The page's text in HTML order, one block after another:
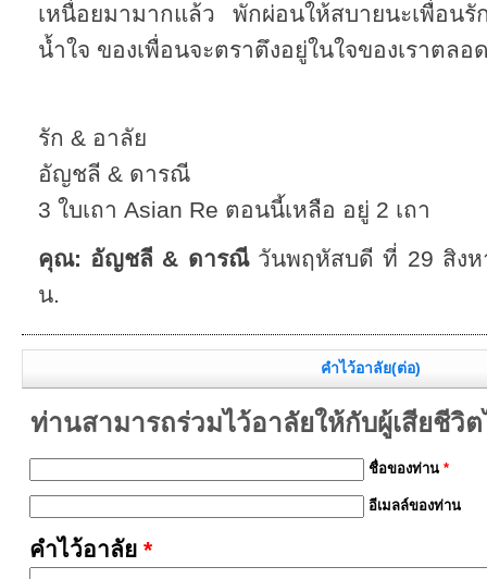
เหนื่อยมามากแล้ว พักผ่อนให้สบายนะเพื่อ
น้ำใจ ของเพื่อนจะตราตึงอยู่ในใจของเราตลอ
รัก & อาลัย
อัญชลี & ดารณี
3 ใบเถา Asian Re ตอนนี้เหลือ อยู่ 2 เถา
คุณ: อัญชลี & ดารณี วันพฤหัสบดี ที่ 29 สิง
น.
คำไว้อาลัย(ต่อ)
ท่านสามารถร่วมไว้อาลัยให้กับผู้เสียชีวิ
ชื่อของท่าน*
อีเมลล์ของท่าน
คำไว้อาลัย *